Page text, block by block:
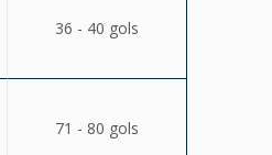
36 - 40 gols
71 - 80 gols